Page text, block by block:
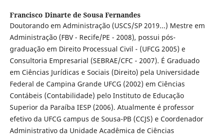
Francisco Dinarte de Sousa Fernandes
Doutorando em Administração (USCS/SP 2019...) Mestre em
Administração (FBV - Recife/PE - 2008), possui pós-
graduação em Direito Processual Civil - (UFCG 2005) e
Consultoria Empresarial (SEBRAE/CFC - 2007). É Graduado
em Ciências Jurídicas e Sociais (Direito) pela Universidade
Federal de Campina Grande UFCG (2002) em Ciências
Contábeis (Contabilidade) pelo Instituto de Educação
Superior da Paraíba IESP (2006). Atualmente é professor
efetivo da UFCG campus de Sousa-PB (CCJS) e Coordenador
Administrativo da Unidade Acadêmica de Ciências